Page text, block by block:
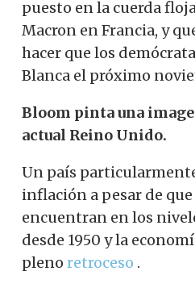
puesto en la cuerda
Macron en Francia, y
hacer que los
Blanca el próximo
Bloom pinta una
actual Reino Unido.
Un país
inflación a pesar de
encuentran en los
desde 1950 y la
pleno retroceso .